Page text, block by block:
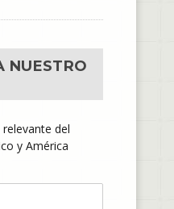
NUESTRO
del
y América